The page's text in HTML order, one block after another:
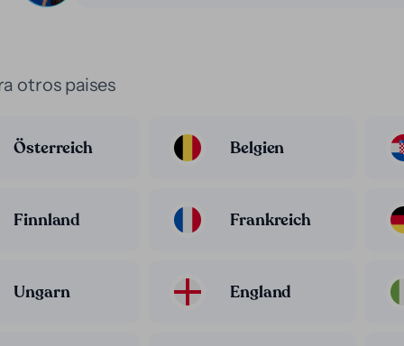
otros paises
Österreich Belgien
Finnland Frankreich
Ungarn England